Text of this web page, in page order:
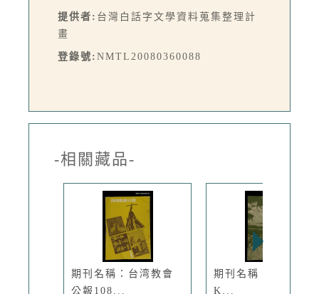
提供者: 台灣白話字文學資料蒐集整理計
畫
登錄號: NMTL20080360088
-相關藏品-
期刊名稱：台湾教會
公報108...
期刊名稱：TÂI-
K...